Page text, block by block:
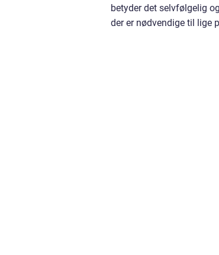
betyder det selvfølgelig
der er nødvendige til lige